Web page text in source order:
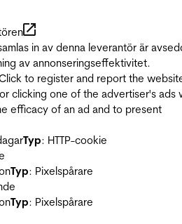
in av denna leverantör är
av annonseringseffektivitet.
to register and report the
clicking one of the advertiser's ads
efficacy of an ad and to present
Typ: HTTP-cookie
Typ: Pixelspårare
Typ: Pixelspårare